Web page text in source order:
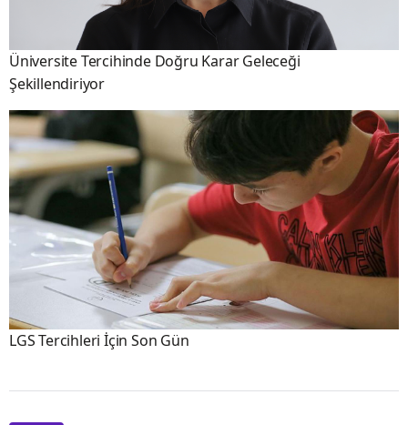
Üniversite Tercihinde Doğru Karar Geleceği
Şekillendiriyor
LGS Tercihleri İçin Son Gün